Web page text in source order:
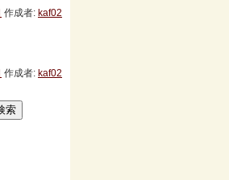
作成者: kaf02
作成者: kaf02